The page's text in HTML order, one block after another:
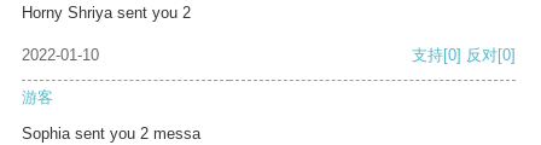
Horny Shriya sent you 2
2022-01-10 支持[0] 反对[0]
游客
Sophia sent you 2 messa